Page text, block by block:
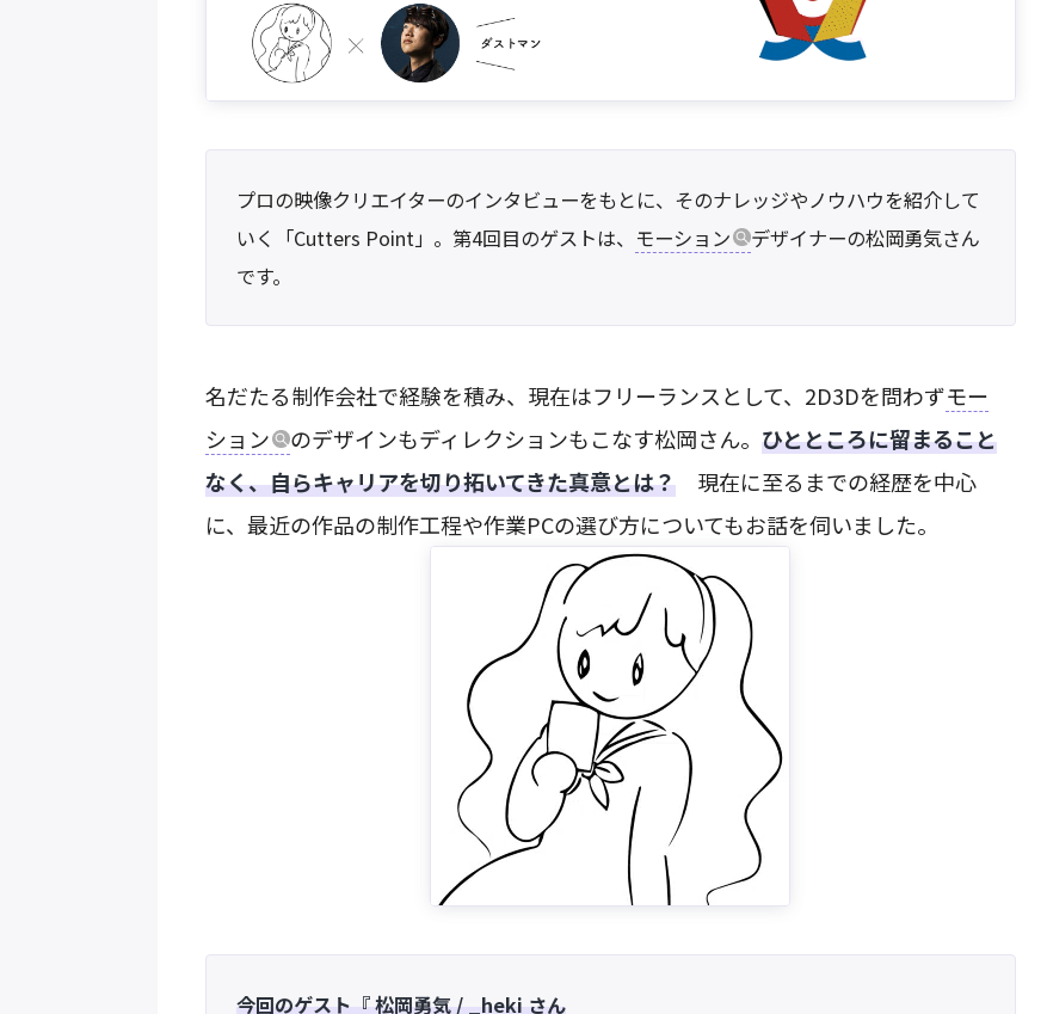
プロの映像クリエイターのインタビューをもとに、そのナレッジやノウハウを紹介して
いく「Cutters Point」。第4回目のゲストは、 モーション
デザイナーの松岡勇気さん
です。
名だたる制作会社で経験を積み、現在はフリーランスとして、2D3Dを問わずモー
ション
のデザインもディレクションもこなす松岡さん。 ひとところに留まること
なく、自らキャリアを切り拓いてきた真意とは？ 現在に至るまでの経歴を中心
に、最近の作品の制作工程や作業PCの選び方についてもお話を伺いました。
今回のゲスト『 松岡勇気 / _heki さん